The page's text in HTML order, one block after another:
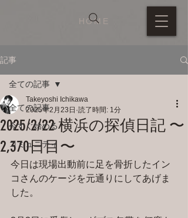
HOME
記事
全ての記事
今すぐ始める
コミュニティ
全ての記事
2025/2/22 横浜の探偵日記 〜
2,370日目〜
Takeyoshi Ichikawa
2025年2月23日 読了時間: 1分
今日は現場出動前に足を骨折したイン
コさんのケージを元通りにしてあげま
した。